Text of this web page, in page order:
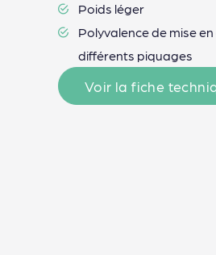
Poids léger
Polyvalence de mise
différents piquages
Voir la fiche